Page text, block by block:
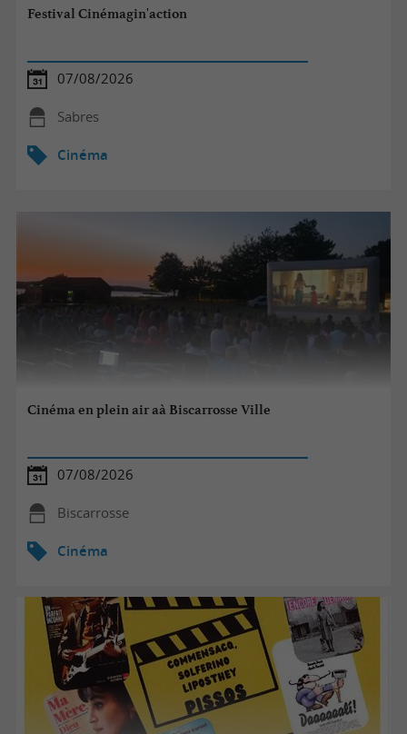
Festival Cinémagin'action
07/08/2026
Sabres
Cinéma
Cinéma en plein air aà Biscarrosse Ville
07/08/2026
Biscarrosse
Cinéma